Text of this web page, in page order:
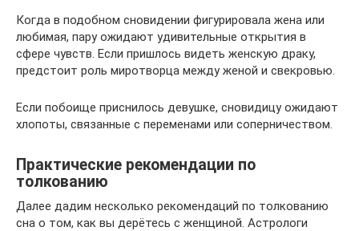
Когда в подобном сновидении фигурировала жена или
любимая, пару ожидают удивительные открытия в
сфере чувств. Если пришлось видеть женскую драку,
предстоит роль миротворца между женой и свекровью.
Если побоище приснилось девушке, сновидицу ожидают
хлопоты, связанные с переменами или соперничеством.
Практические рекомендации по
толкованию
Далее дадим несколько рекомендаций по толкованию
сна о том, как вы дерётесь с женщиной. Астрологи